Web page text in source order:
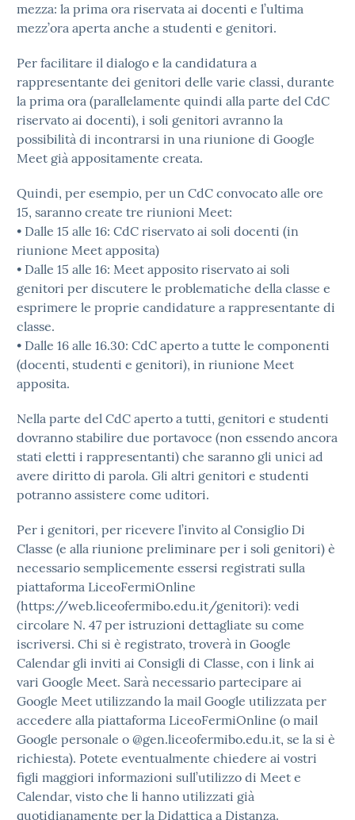
mezza: la prima ora riservata ai docenti e l’ultima
mezz’ora aperta anche a studenti e genitori.
Per facilitare il dialogo e la candidatura a
rappresentante dei genitori delle varie classi, durante
la prima ora (parallelamente quindi alla parte del CdC
riservato ai docenti), i soli genitori avranno la
possibilità di incontrarsi in una riunione di Google
Meet già appositamente creata.
Quindi, per esempio, per un CdC convocato alle ore
15, saranno create tre riunioni Meet:
• Dalle 15 alle 16: CdC riservato ai soli docenti (in
riunione Meet apposita)
• Dalle 15 alle 16: Meet apposito riservato ai soli
genitori per discutere le problematiche della classe e
esprimere le proprie candidature a rappresentante di
classe.
• Dalle 16 alle 16.30: CdC aperto a tutte le componenti
(docenti, studenti e genitori), in riunione Meet
apposita.
Nella parte del CdC aperto a tutti, genitori e studenti
dovranno stabilire due portavoce (non essendo ancora
stati eletti i rappresentanti) che saranno gli unici ad
avere diritto di parola. Gli altri genitori e studenti
potranno assistere come uditori.
Per i genitori, per ricevere l’invito al Consiglio Di
Classe (e alla riunione preliminare per i soli genitori) è
necessario semplicemente essersi registrati sulla
piattaforma LiceoFermiOnline
(https://web.liceofermibo.edu.it/genitori): vedi
circolare N. 47 per istruzioni dettagliate su come
iscriversi. Chi si è registrato, troverà in Google
Calendar gli inviti ai Consigli di Classe, con i link ai
vari Google Meet. Sarà necessario partecipare ai
Google Meet utilizzando la mail Google utilizzata per
accedere alla piattaforma LiceoFermiOnline (o mail
Google personale o @gen.liceofermibo.edu.it, se la si è
richiesta). Potete eventualmente chiedere ai vostri
figli maggiori informazioni sull’utilizzo di Meet e
Calendar, visto che li hanno utilizzati già
quotidianamente per la Didattica a Distanza.